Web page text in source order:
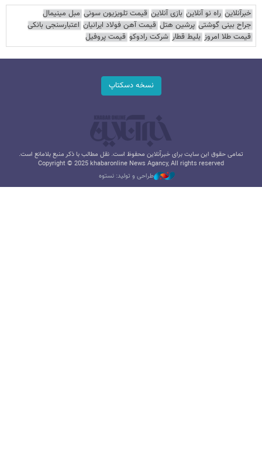
خبرآنلاین راه نو آنلاین بازی آنلاین قیمت تلویزیون سونی مبل مینیمال
جراح بینی گوشتی پرشین هتل قیمت آهن فولاد ایرانیان اعتبارسنجی بانکی
قیمت طلا امروز بلیط قطار شرکت رادوکو قیمت پروفیل
نسخه دسکتاپ
تمامی حقوق این سایت برای خبرآنلاین محفوظ است. نقل مطالب با ذکر منبع بلامانع است.
Copyright © 2025 khabaronline News Agancy, All rights reserved
طراحی و تولید: نستوه